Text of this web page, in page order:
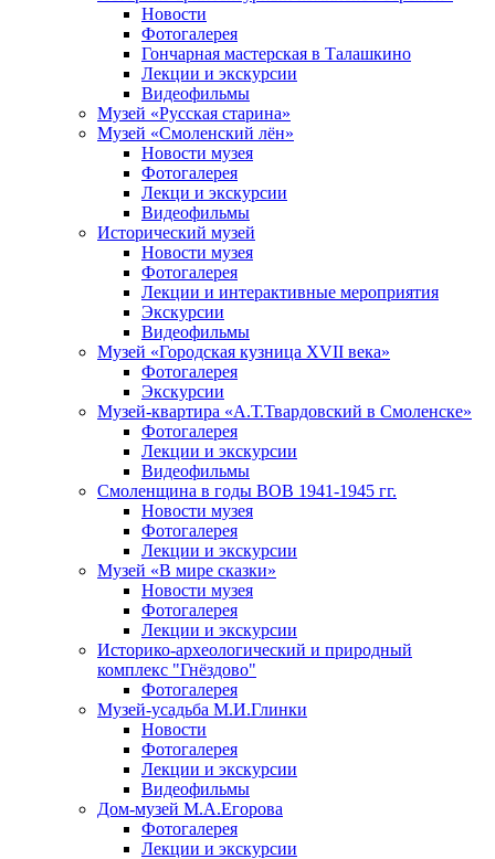
Новости
Фотогалерея
Гончарная мастерская в Талашкино
Лекции и экскурсии
Видеофильмы
Музей «Русская старина»
Музей «Смоленский лён»
Новости музея
Фотогалерея
Лекци и экскурсии
Видеофильмы
Исторический музей
Новости музея
Фотогалерея
Лекции и интерактивные мероприятия
Экскурсии
Видеофильмы
Музей «Городская кузница XVII века»
Фотогалерея
Экскурсии
Музей-квартира «А.Т.Твардовский в Смоленске»
Фотогалерея
Лекции и экскурсии
Видеофильмы
Смоленщина в годы ВОВ 1941-1945 гг.
Новости музея
Фотогалерея
Лекции и экскурсии
Музей «В мире сказки»
Новости музея
Фотогалерея
Лекции и экскурсии
Историко-археологический и природный
комплекс "Гнёздово"
Фотогалерея
Музей-усадьба М.И.Глинки
Новости
Фотогалерея
Лекции и экскурсии
Видеофильмы
Дом-музей М.А.Егорова
Фотогалерея
Лекции и экскурсии